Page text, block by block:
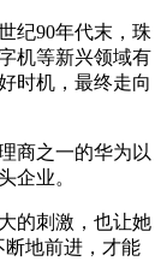
90年代末，珠
机等新兴领域有
时机，最终走向
商之一的华为以
企业。
的刺激，也让她
断地前进，才能